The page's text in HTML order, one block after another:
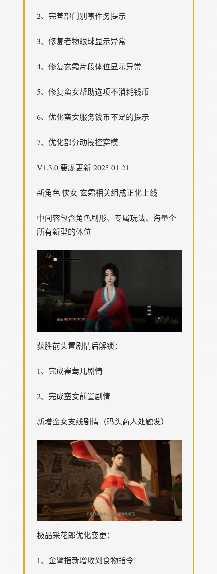
2、完善部门别事件务提示
3、修复者物眼球显示异常
4、修复玄霜片段体位显示异常
5、修复蛮女帮助选项不消耗钱币
6、优化蛮女服务钱币不足的提示
7、优化部分动操控穿模
V1.3.0 要庞更新-2025-01-21
新角色 侠女-玄霜相关组成正化上线
中间容包含角色剧形、专属玩法、海量个
所有新型的体位
获胜前头置剧情后解锁：
1、完成崔莺儿剧情
2、完成蛮女前置剧情
新增蛮女支线剧情（码头商人处触发）
极品采花郎优化变更：
1、金臂指新增收到食物指令